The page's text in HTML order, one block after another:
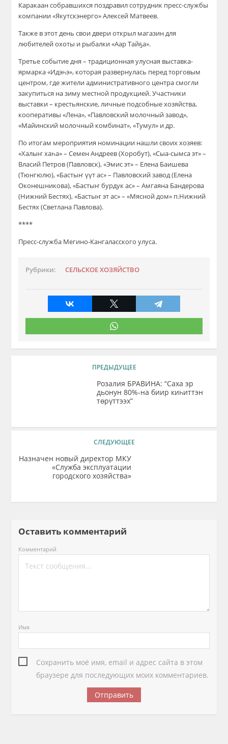
Каракаан собравшихся поздравил сотрудник пресс-службы
компании «Якутскэнерго» Алексей Матвеев.
Также в этот день свои двери открыл магазин для
любителей охоты и рыбалки «Аар Тайҕа».
Третье событие дня – традиционная улусная выставка-
ярмарка «Идэһэ», которая развернулась перед торговым
центром, где жители административного центра смогли
закупиться на зиму местной продукцией. Участники
выставки – крестьянские, личные подсобные хозяйства,
кооперативы «Лена», «Павловский молочный завод»,
«Майинский молочный комбинат», «Тумул» и др.
По итогам мероприятия номинации нашли своих хозяев:
«Халыҥ хаһа» – Семен Андреев (Хоробут), «Сыа-сымса эт» –
Власий Петров (Павловск), «Эмис эт» – Елена Баишева
(Тюнгюлю), «Бастыҥ үүт ас» – Павловский завод (Елена
Оконешникова), «Бастыҥ бурдук ас» – Амгаяна Бандерова
(Нижний Бестях), «Бастыҥ эт ас» – «Мясной дом» п.Нижний
Бестях (Светлана Павлова).
****
Пресс-служба Мегино-Кангаласского улуса.
Рубрики: СЕЛЬСКОЕ ХОЗЯЙСТВО
ПРЕДЫДУЩЕЕ
Розалия БРАВИНА: “Саха эр
дьонун 80%-на биир киһиттэн
төрүттээх”
СЛЕДУЮЩЕЕ
Назначен новый директор МКУ
«Служба эксплуатации
городского хозяйства»
Оставить комментарий
Комментарий
Имя
Сохранить моё имя, email и адрес сайта в этом
браузере для последующих моих комментариев.